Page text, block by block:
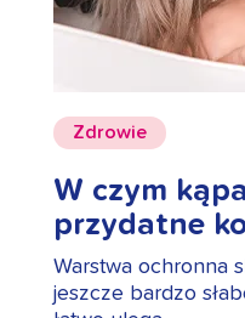
Zdrowie
W czym
przydatne
Warstwa ochronna
jeszcze bardzo